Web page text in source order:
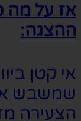
אז על מה
ההצגה:
אי קטן
שמשבש
הצעירה